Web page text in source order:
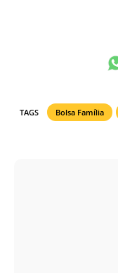
TAGS Bolsa Família